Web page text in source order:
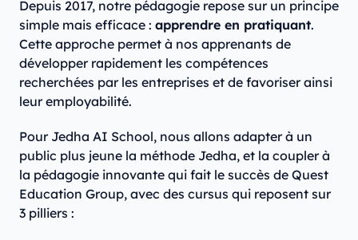
Depuis 2017, notre pédagogie repose sur un principe
simple mais efficace : apprendre en pratiquant.
Cette approche permet à nos apprenants de
développer rapidement les compétences
recherchées par les entreprises et de favoriser ainsi
leur employabilité.
Pour Jedha AI School, nous allons adapter à un
public plus jeune la méthode Jedha, et la coupler à
la pédagogie innovante qui fait le succès de Quest
Education Group, avec des cursus qui reposent sur
3 pilliers :